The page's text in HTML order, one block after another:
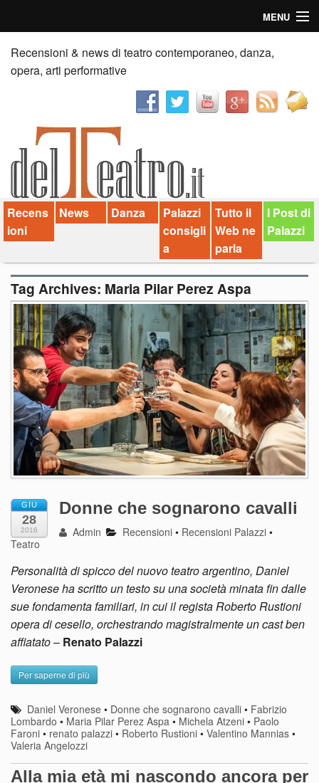
MENU
Home
Recensioni
News
Palazzi consiglia
Video
Chi siamo
Contatti
dT in English
Recensioni & news di teatro contemporaneo, danza,
opera, arti performative
Recens
ioni
News Danza
Palazzi
consigli
a
Tutto il
Web ne
parla
I Post di
Palazzi
Tag Archives: Maria Pilar Perez Aspa
GIU
28
2016
Donne che sognarono cavalli
Admin Recensioni • Recensioni Palazzi •
Teatro
Personalità di spicco del nuovo teatro argentino, Daniel
Veronese ha scritto un testo su una società minata fin dalle
sue fondamenta familiari, in cui il regista Roberto Rustioni
opera di cesello, orchestrando magistralmente un cast ben
affiatato– Renato Palazzi
Per saperne di più
Daniel Veronese • Donne che sognarono cavalli • Fabrizio
Lombardo • Maria Pilar Perez Aspa • Michela Atzeni • Paolo
Faroni • renato palazzi • Roberto Rustioni • Valentino Mannias •
Valeria Angelozzi
Alla mia età mi nascondo ancora per